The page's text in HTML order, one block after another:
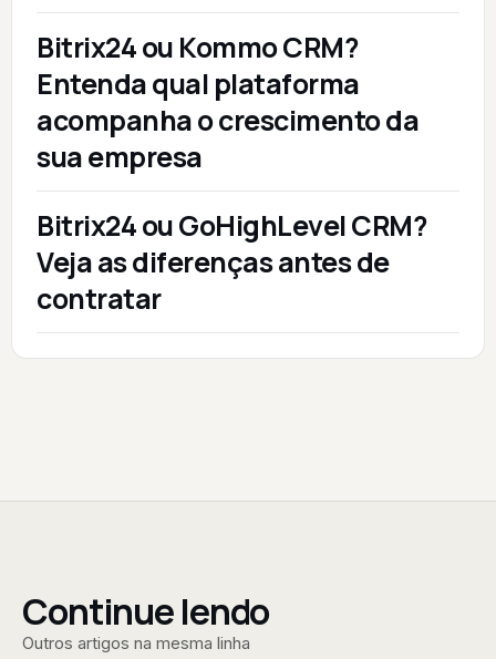
Bitrix24 ou Kommo CRM?
Entenda qual plataforma
acompanha o crescimento da
sua empresa
Bitrix24 ou GoHighLevel CRM?
Veja as diferenças antes de
contratar
Continue lendo
Outros artigos na mesma linha